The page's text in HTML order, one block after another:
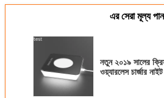
এর সেরা মূল্য পান
নতুন ২০১৯ সালের
ওয়্যারলেস চার্জার